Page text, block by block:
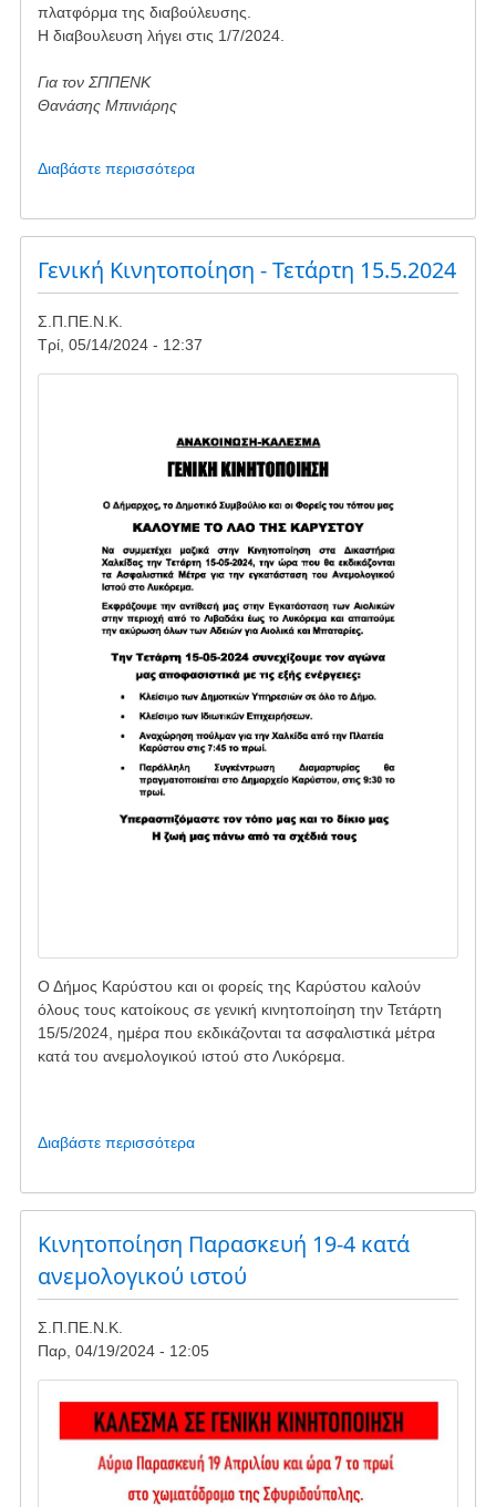
πλατφόρμα της διαβούλευσης.
Η διαβουλευση λήγει στις 1/7/2024.
Για τον ΣΠΠΕΝΚ
Θανάσης Μπινιάρης
Διαβάστε περισσότεραγια
Διαβούλευση
για
Αιολ.
Σταθμό
Γενική Κινητοποίηση - Τετάρτη 15.5.2024
Σ.Π.ΠΕ.Ν.Κ.
Τρί, 05/14/2024 - 12:37
Ο Δήμος Καρύστου και οι φορείς της Καρύστου καλούν
όλους τους κατοίκους σε γενική κινητοποίηση την Τετάρτη
15/5/2024, ημέρα που εκδικάζονται τα ασφαλιστικά μέτρα
κατά του ανεμολογικού ιστού στο Λυκόρεμα.
Διαβάστε περισσότεραγια
Γενική
Κινητοποίηση
-
Τετάρτη
15.5.2024
Κινητοποίηση Παρασκευή 19-4 κατά
ανεμολογικού ιστού
Σ.Π.ΠΕ.Ν.Κ.
Παρ, 04/19/2024 - 12:05